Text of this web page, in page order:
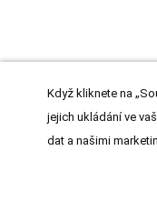
Když kliknete na
jejich ukládání ve
dat a našimi